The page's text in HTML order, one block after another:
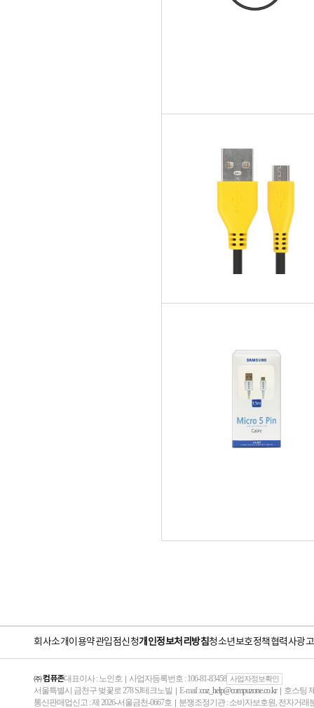
회사소개이용약관입점신청개인정보처리방침청소년보호정책협력사광
㈜ 컴퓨존대표이사 : 노인호 ｜ 사업자등록번호 : 106-81-83458 사업자정보확인
서울특별시 금천구 벚꽃로 278 SJ테크노빌 ｜ E-mail :coz_help@compuzone.co.kr｜ 호스팅
통신판매업신고 : 제 2026-서울금천-0667호 ｜ 분쟁조정기관 : 소비자보호원, 전자거래